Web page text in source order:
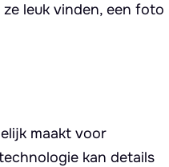
leuk vinden, een foto
maakt voor
kan details